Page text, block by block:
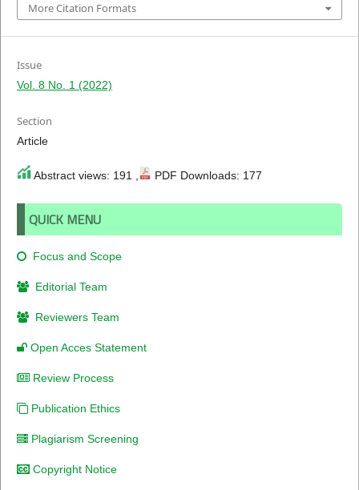
More Citation Formats
Issue
Vol. 8 No. 1 (2022)
Section
Article
Abstract views: 191 , PDF Downloads: 177
QUICK MENU
Focus and Scope
Editorial Team
Reviewers Team
Open Acces Statement
Review Process
Publication Ethics
Plagiarism Screening
Copyright Notice